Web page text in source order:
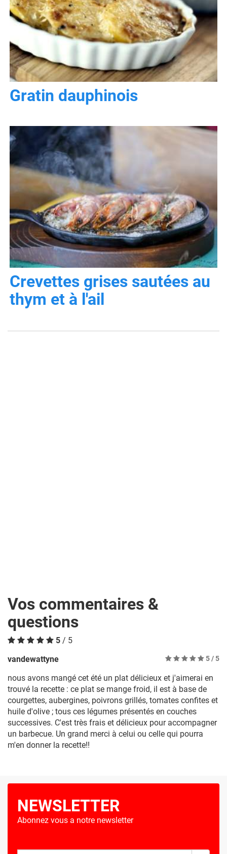
Gratin dauphinois
Crevettes grises sautées au
thym et à l'ail
Vos commentaires &
questions
5 / 5
vandewattyne
5/ 5
nous avons mangé cet été un plat délicieux et j'aimerai en
trouvé la recette : ce plat se mange froid, il est à base de
courgettes, aubergines, poivrons grillés, tomates confites et
huile d'olive ; tous ces légumes présentés en couches
successives. C'est très frais et délicieux pour accompagner
un barbecue. Un grand merci à celui ou celle qui pourra
m'en donner la recette!!
NEWSLETTER
Abonnez vous a notre newsletter